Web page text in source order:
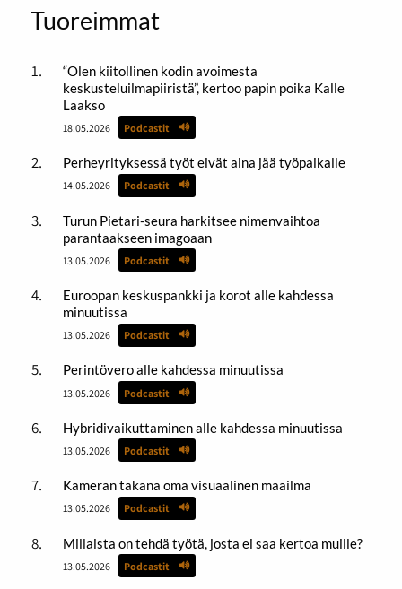
Tuoreimmat
“Olen kiitollinen kodin avoimesta
keskusteluilmapiiristä”, kertoo papin poika Kalle
Laakso
18.05.2026 Podcastit
Perheyrityksessä työt eivät aina jää työpaikalle
14.05.2026 Podcastit
Turun Pietari-seura harkitsee nimenvaihtoa
parantaakseen imagoaan
13.05.2026 Podcastit
Euroopan keskuspankki ja korot alle kahdessa
minuutissa
13.05.2026 Podcastit
Perintövero alle kahdessa minuutissa
13.05.2026 Podcastit
Hybridivaikuttaminen alle kahdessa minuutissa
13.05.2026 Podcastit
Kameran takana oma visuaalinen maailma
13.05.2026 Podcastit
Millaista on tehdä työtä, josta ei saa kertoa muille?
13.05.2026 Podcastit